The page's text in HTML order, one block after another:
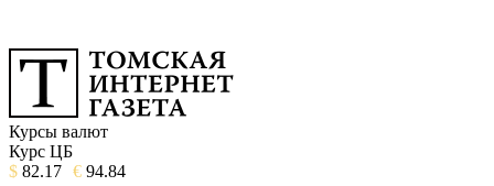
Курсы валют
Курс ЦБ
$ 82.17 € 94.84